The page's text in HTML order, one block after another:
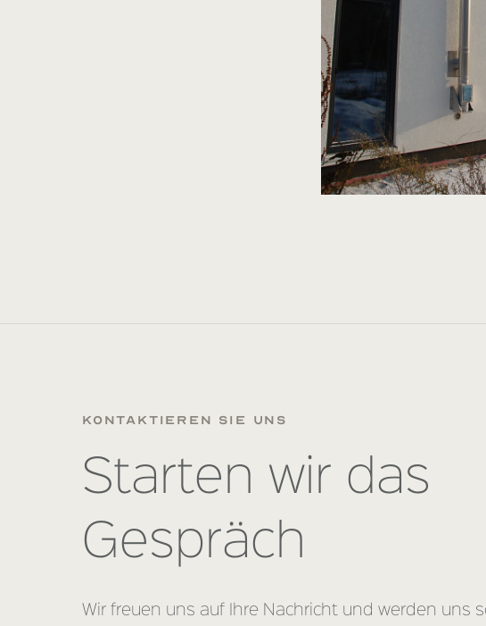
kontaktieren sie uns
Starten wir das
Gespräch
Wir freuen uns auf Ihre Nachricht und werden uns